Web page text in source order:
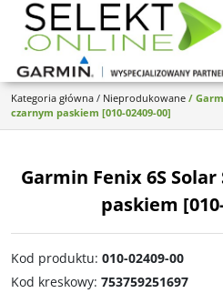
Kategoria główna / Nieprodukowane /
czarnym paskiem [010-02409-00]
Garmin Fenix 6S
paskiem
Kod produktu: 010-02409-00
Kod kreskowy: 753759251697